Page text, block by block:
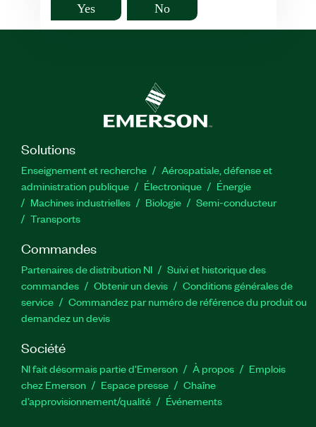
Yes No
Solutions
Enseignement et recherche
Aérospatiale, défense et
administration publique
Électronique
Énergie​
Machines industrielles
Biologie
Semi-conducteur
Transports
Commandes
Partenaires de distribution NI
Suivi et historique des
commandes
Obtenir un devis
Conditions générales de
service
Commandez par numéro de référence du produit ou
demandez un devis
Société
NI fait désormais partie d'Emerson À propos
Emplois
chez Emerson
Espace presse
Chaîne
d’approvisionnement/qualité
Événements